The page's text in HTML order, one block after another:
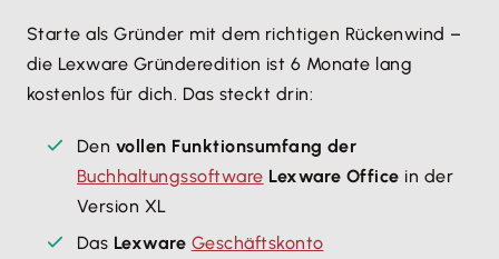
Starte als Gründer mit dem richtigen Rückenwind –
die Lexware Gründeredition ist 6 Monate lang
kostenlos für dich. Das steckt drin:
Den vollen Funktionsumfang der
Buchhaltungssoftware Lexware Office in der
Version XL
Das Lexware Geschäftskonto